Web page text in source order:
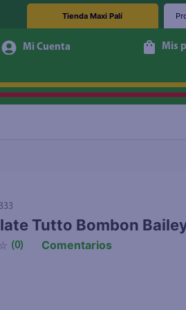
Tienda Maxi Palí
Mis
Tutto Bombon
☆ (0) Comentarios